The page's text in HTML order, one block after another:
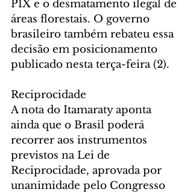
PIX e o desmatamento ilegal de
áreas florestais. O governo
brasileiro também rebateu essa
decisão em posicionamento
publicado nesta terça-feira (2).
Reciprocidade
A nota do Itamaraty aponta
ainda que o Brasil poderá
recorrer aos instrumentos
previstos na Lei de
Reciprocidade, aprovada por
unanimidade pelo Congresso